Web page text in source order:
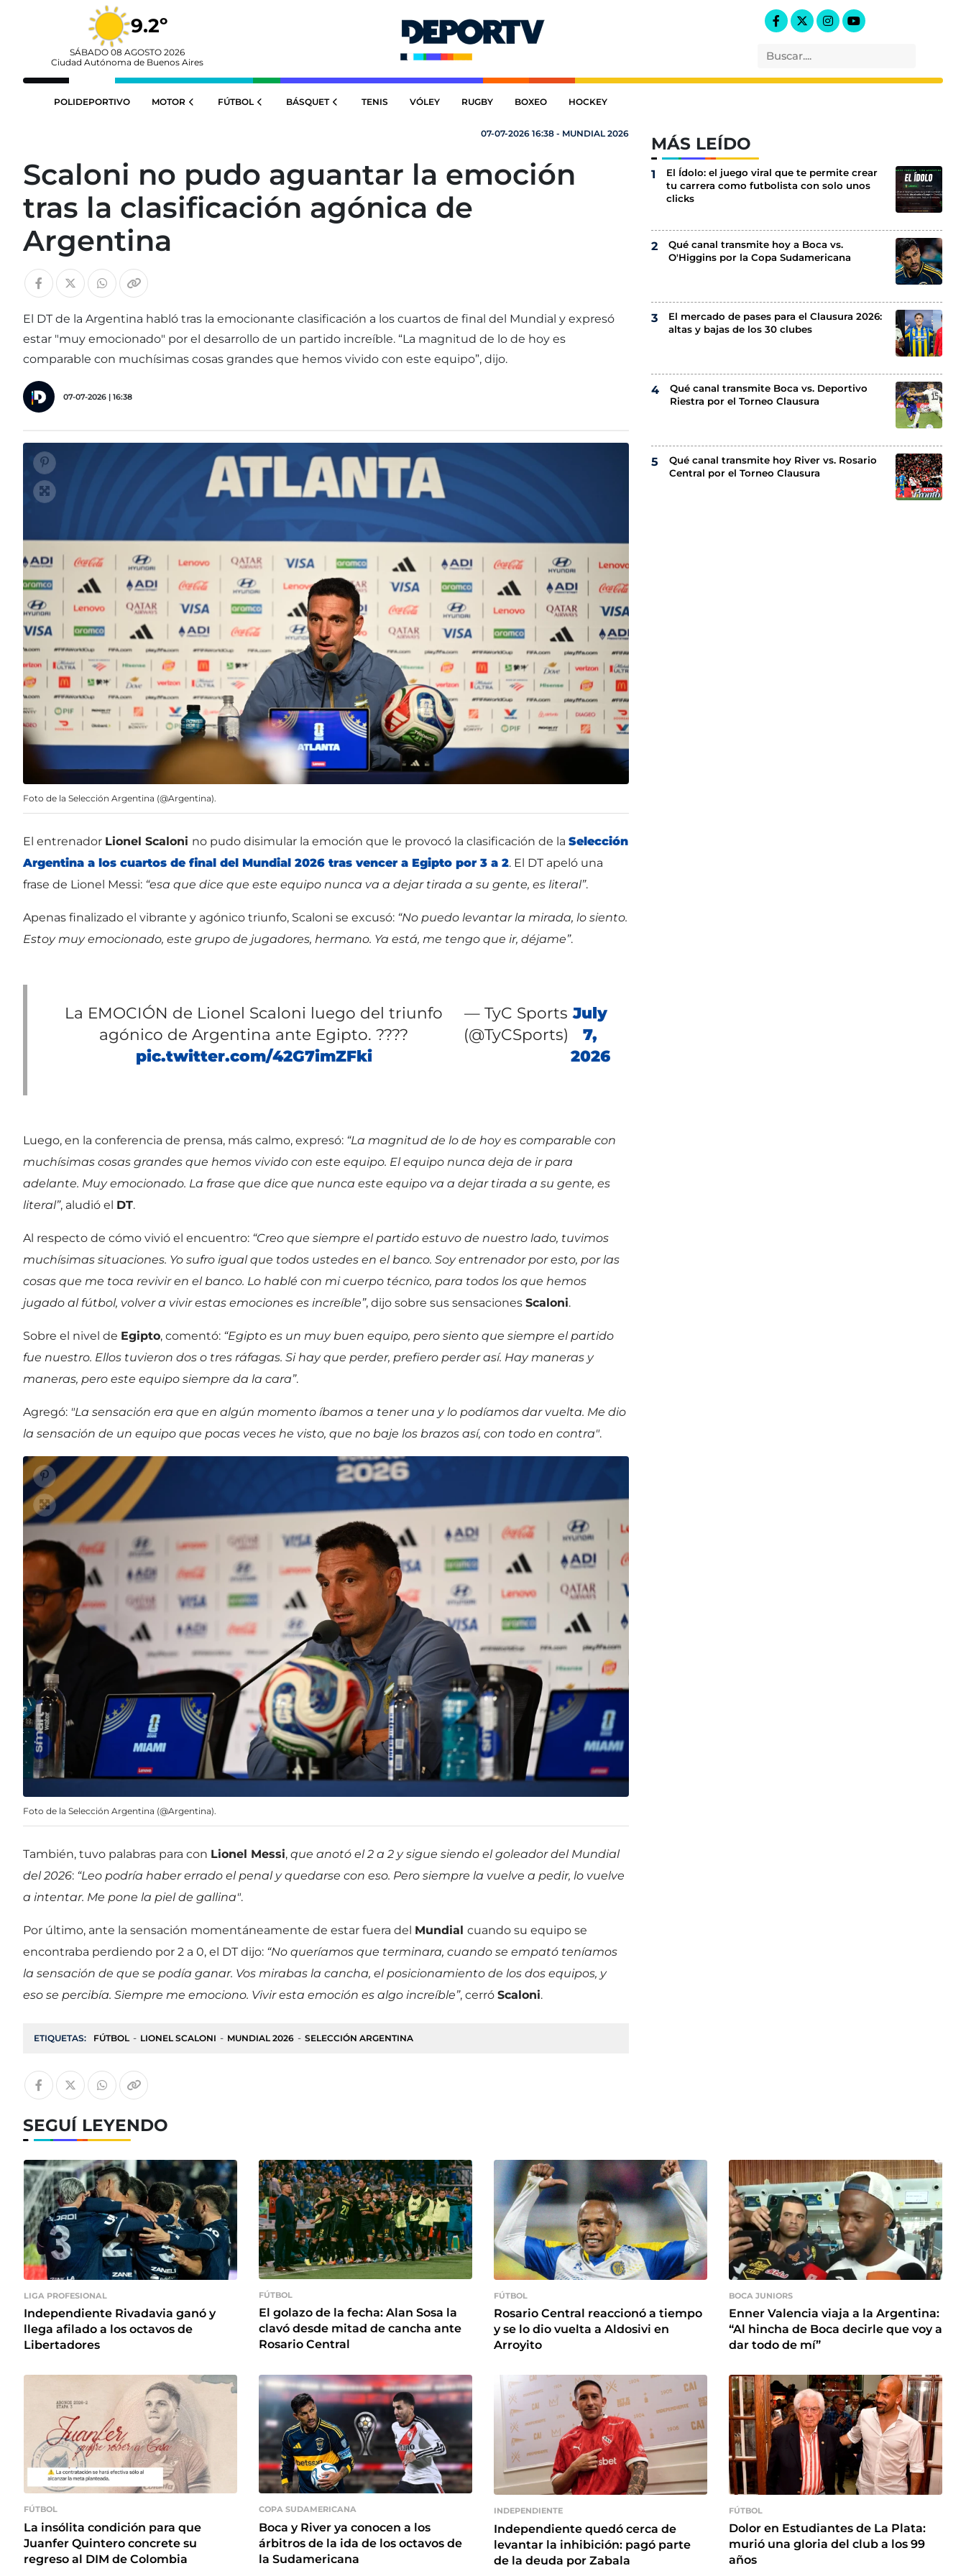
9.2º
SÁBADO 08 AGOSTO 2026
Ciudad Autónoma de Buenos Aires
POLIDEPORTIVO MOTOR FÚTBOL BÁSQUET TENIS VÓLEY RUGBY BOXEO HOCKEY
07-07-2026 16:38 - MUNDIAL 2026
Scaloni no pudo aguantar la emoción
tras la clasificación agónica de
Argentina
El DT de la Argentina habló tras la emocionante clasificación a los cuartos de final del Mundial y expresó
estar "muy emocionado" por el desarrollo de un partido increíble. “La magnitud de lo de hoy es
comparable con muchísimas cosas grandes que hemos vivido con este equipo”, dijo.
07-07-2026 | 16:38
Foto de la Selección Argentina (@Argentina).
El entrenador Lionel Scaloni no pudo disimular la emoción que le provocó la clasificación de la Selección
Argentina a los cuartos de final del Mundial 2026 tras vencer a Egipto por 3 a 2. El DT apeló una
frase de Lionel Messi: “esa que dice que este equipo nunca va a dejar tirada a su gente, es literal”.
Apenas finalizado el vibrante y agónico triunfo, Scaloni se excusó: “No puedo levantar la mirada, lo siento.
Estoy muy emocionado, este grupo de jugadores, hermano. Ya está, me tengo que ir, déjame”.
La EMOCIÓN de Lionel Scaloni luego del triunfo
agónico de Argentina ante Egipto. ????
pic.twitter.com/42G7imZFki
— TyC Sports
(@TyCSports)
July
7,
2026
Luego, en la conferencia de prensa, más calmo, expresó: “La magnitud de lo de hoy es comparable con
muchísimas cosas grandes que hemos vivido con este equipo. El equipo nunca deja de ir para
adelante. Muy emocionado. La frase que dice que nunca este equipo va a dejar tirada a su gente, es
literal”, aludió el DT.
Al respecto de cómo vivió el encuentro: “Creo que siempre el partido estuvo de nuestro lado, tuvimos
muchísimas situaciones. Yo sufro igual que todos ustedes en el banco. Soy entrenador por esto, por las
cosas que me toca revivir en el banco. Lo hablé con mi cuerpo técnico, para todos los que hemos
jugado al fútbol, volver a vivir estas emociones es increíble”, dijo sobre sus sensaciones Scaloni.
Sobre el nivel de Egipto, comentó: “Egipto es un muy buen equipo, pero siento que siempre el partido
fue nuestro. Ellos tuvieron dos o tres ráfagas. Si hay que perder, prefiero perder así. Hay maneras y
maneras, pero este equipo siempre da la cara”.
Agregó: "La sensación era que en algún momento íbamos a tener una y lo podíamos dar vuelta. Me dio
la sensación de un equipo que pocas veces he visto, que no baje los brazos así, con todo en contra".
Foto de la Selección Argentina (@Argentina).
También, tuvo palabras para con Lionel Messi, que anotó el 2 a 2 y sigue siendo el goleador del Mundial
del 2026: “Leo podría haber errado el penal y quedarse con eso. Pero siempre la vuelve a pedir, lo vuelve
a intentar. Me pone la piel de gallina".
Por último, ante la sensación momentáneamente de estar fuera del Mundial cuando su equipo se
encontraba perdiendo por 2 a 0, el DT dijo: “No queríamos que terminara, cuando se empató teníamos
la sensación de que se podía ganar. Vos mirabas la cancha, el posicionamiento de los dos equipos, y
eso se percibía. Siempre me emociono. Vivir esta emoción es algo increíble”, cerró Scaloni.
ETIQUETAS: FÚTBOL LIONEL SCALONI MUNDIAL 2026 SELECCIÓN ARGENTINA
MÁS LEÍDO
El Ídolo: el juego viral que te permite crear
tu carrera como futbolista con solo unos
clicks
Qué canal transmite hoy a Boca vs.
O'Higgins por la Copa Sudamericana
El mercado de pases para el Clausura 2026:
altas y bajas de los 30 clubes
Qué canal transmite Boca vs. Deportivo
Riestra por el Torneo Clausura
Qué canal transmite hoy River vs. Rosario
Central por el Torneo Clausura
SEGUÍ LEYENDO
LIGA PROFESIONAL
Independiente Rivadavia ganó y
llega afilado a los octavos de
Libertadores
FÚTBOL
El golazo de la fecha: Alan Sosa la
clavó desde mitad de cancha ante
Rosario Central
FÚTBOL
Rosario Central reaccionó a tiempo
y se lo dio vuelta a Aldosivi en
Arroyito
BOCA JUNIORS
Enner Valencia viaja a la Argentina:
“Al hincha de Boca decirle que voy a
dar todo de mí”
FÚTBOL
La insólita condición para que
Juanfer Quintero concrete su
regreso al DIM de Colombia
COPA SUDAMERICANA
Boca y River ya conocen a los
árbitros de la ida de los octavos de
la Sudamericana
INDEPENDIENTE
Independiente quedó cerca de
levantar la inhibición: pagó parte
de la deuda por Zabala
FÚTBOL
Dolor en Estudiantes de La Plata:
murió una gloria del club a los 99
años